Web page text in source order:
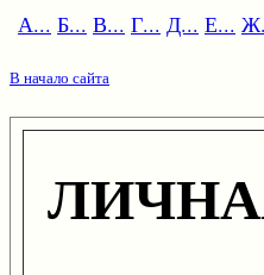
А... Б... В... Г... Д... Е...
В начало сайта